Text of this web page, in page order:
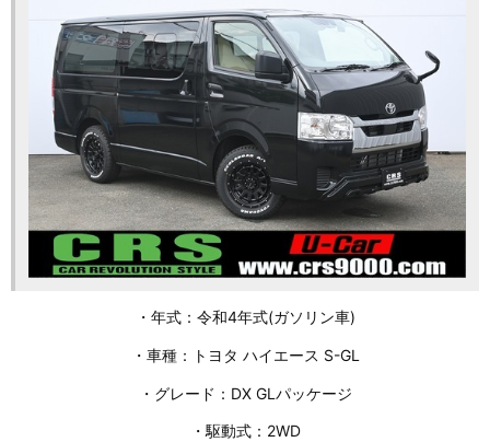
・年式：令和4年式(ガソリン車)
・車種：トヨタ ハイエース S-GL
・グレード：DX GLパッケージ
・駆動式：2WD